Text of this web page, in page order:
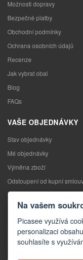
Možnosti dopravy
Bezpečné platby
Obchodní podmínky
Ochrana osobních údajů
Recenze
Jak vybrat obal
Blog
FAQs
VAŠE OBJEDNÁVKY
Stav objednávky
Mé objednávky
Výměna zboží
Odstoupení od kupní
Reklamace
KONTAKTY
Kontakty
Kontaktní formulář
Na vašem
Picasee využívá
personalizaci
souhlasíte s